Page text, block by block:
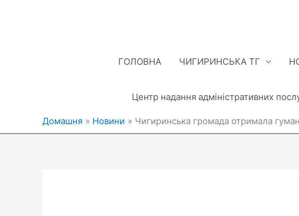
ГОЛОВНА ЧИГИРИНСЬКА ТГ
Центр надання адміністративних
Домашня Новини Чигиринська громада отримала